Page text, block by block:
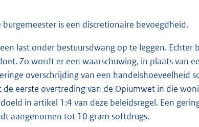
is een discretionaire bevoegdheid.
last onder bestuursdwang op te leggen.
Zo wordt er een waarschuwing, in plaats van
overschrijding van een handelshoeveelheid
eerste overtreding van de Opiumwet in die
in artikel 1:4 van deze beleidsregel. Een
aangenomen tot 10 gram softdrugs.